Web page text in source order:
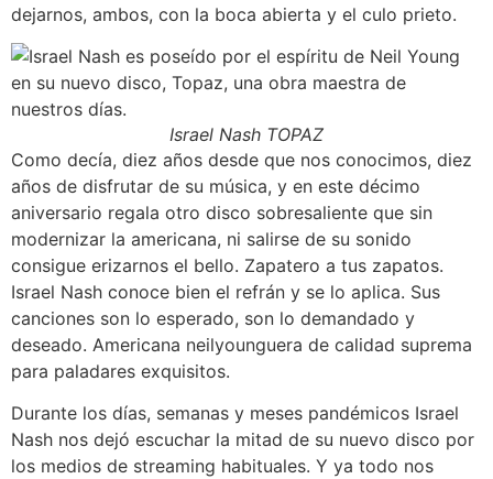
dejarnos, ambos, con la boca abierta y el culo prieto.
Israel Nash TOPAZ
Como decía, diez años desde que nos conocimos, diez
años de disfrutar de su música, y en este décimo
aniversario regala otro disco sobresaliente que sin
modernizar la americana, ni salirse de su sonido
consigue erizarnos el bello. Zapatero a tus zapatos.
Israel Nash conoce bien el refrán y se lo aplica. Sus
canciones son lo esperado, son lo demandado y
deseado. Americana neilyounguera de calidad suprema
para paladares exquisitos.
Durante los días, semanas y meses pandémicos Israel
Nash nos dejó escuchar la mitad de su nuevo disco por
los medios de streaming habituales. Y ya todo nos